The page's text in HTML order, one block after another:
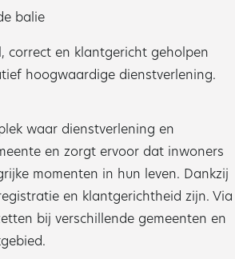
balie
correct en klantgericht geholpen
hoogwaardige dienstverlening.
waar dienstverlening en
en zorgt ervoor dat inwoners
momenten in hun leven. Dankzij
en klantgerichtheid zijn. Via
bij verschillende gemeenten en